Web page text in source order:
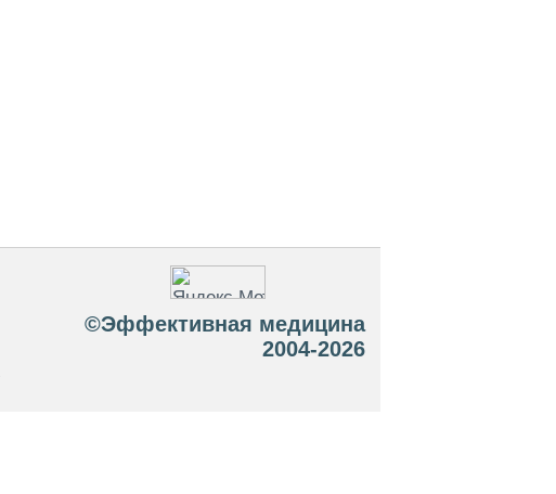
©Эффективная медицина
2004-2026